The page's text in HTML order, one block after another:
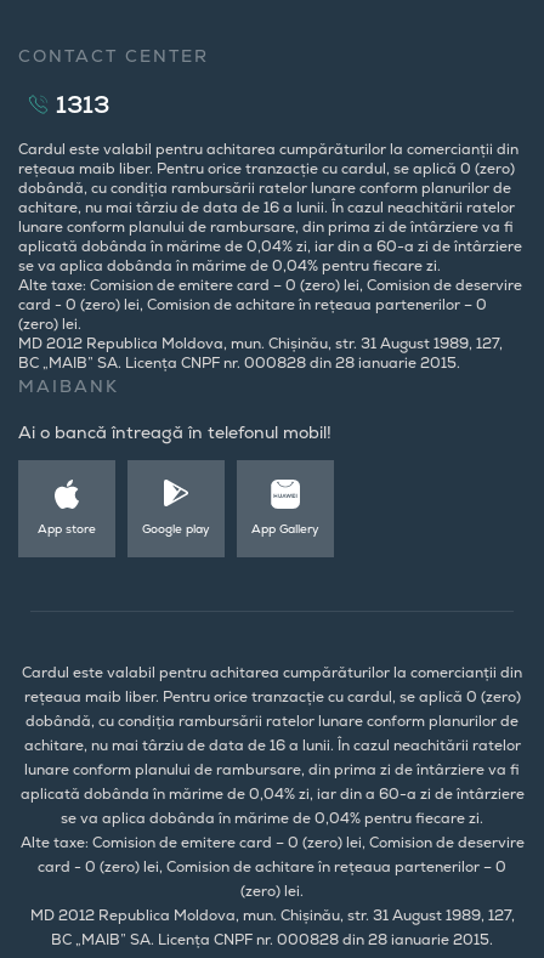
CONTACT CENTER
1313
Cardul este valabil pentru achitarea cumpărăturilor la comercianții din
rețeaua maib liber. Pentru orice tranzacție cu cardul, se aplică 0 (zero)
dobândă, cu condiția rambursării ratelor lunare conform planurilor de
achitare, nu mai târziu de data de 16 a lunii. În cazul neachitării ratelor
lunare conform planului de rambursare, din prima zi de întârziere va fi
aplicată dobânda în mărime de 0,04% zi, iar din a 60-a zi de întârziere
se va aplica dobânda în mărime de 0,04% pentru fiecare zi.
Alte taxe: Comision de emitere card – 0 (zero) lei, Comision de deservire
card - 0 (zero) lei, Comision de achitare în rețeaua partenerilor – 0
(zero) lei.
MD 2012 Republica Moldova, mun. Chișinău, str. 31 August 1989, 127,
BC „MAIB” SA. Licența CNPF nr. 000828 din 28 ianuarie 2015.
MAIBANK
Ai o bancă întreagă în telefonul mobil!
App store Google play App Gallery
Cardul este valabil pentru achitarea cumpărăturilor la comercianții din
rețeaua maib liber. Pentru orice tranzacție cu cardul, se aplică 0 (zero)
dobândă, cu condiția rambursării ratelor lunare conform planurilor de
achitare, nu mai târziu de data de 16 a lunii. În cazul neachitării ratelor
lunare conform planului de rambursare, din prima zi de întârziere va fi
aplicată dobânda în mărime de 0,04% zi, iar din a 60-a zi de întârziere
se va aplica dobânda în mărime de 0,04% pentru fiecare zi.
Alte taxe: Comision de emitere card – 0 (zero) lei, Comision de deservire
card - 0 (zero) lei, Comision de achitare în rețeaua partenerilor – 0
(zero) lei.
MD 2012 Republica Moldova, mun. Chișinău, str. 31 August 1989, 127,
BC „MAIB” SA. Licența CNPF nr. 000828 din 28 ianuarie 2015.